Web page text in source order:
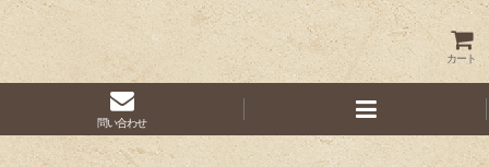
カート
問い合わせ